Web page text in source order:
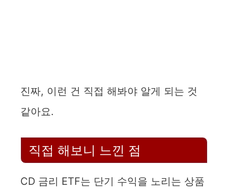
진짜, 이런 건 직접 해봐야 알게 되는 것
같아요.
직접 해보니 느낀 점
CD 금리 ETF는 단기 수익을 노리는 상품